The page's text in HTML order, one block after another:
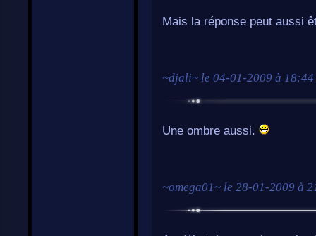
Mais la réponse peut aussi
~djali~ le 04-01-2009 à 18:44
Une ombre aussi.
~omega01~ le 28-01-2009 à